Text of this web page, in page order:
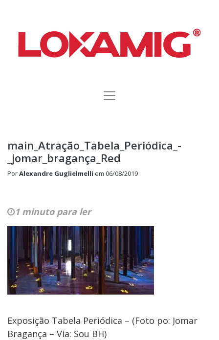
main_Atração_Tabela_Periódica_-
_jomar_bragança_Red
PorAlexandre Guglielmelli em 06/08/2019
1 minuto para ler
Exposição Tabela Periódica – (Foto po: Jomar
Bragança – Via: Sou BH)